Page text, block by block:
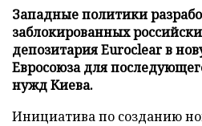
Западные политики
заблокированных
депозитария Euroclear в
Евросоюза для
нужд Киева.
Инициатива по созданию